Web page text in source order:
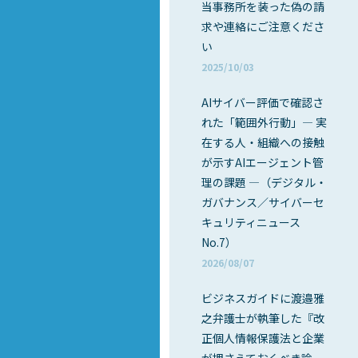
当事務所を装った偽の請
求や連絡にご注意くださ
い
2025/10/03
AIサイバー評価で確認さ
れた「範囲外行動」― 実
在する人・組織への接触
が示すAIエージェント管
理の課題 ―（デジタル・
ガバナンス／サイバーセ
キュリティニュース
No.7）
2026/08/07
ビジネスガイドに渡邉雅
之弁護士が執筆した『改
正個人情報保護法と企業